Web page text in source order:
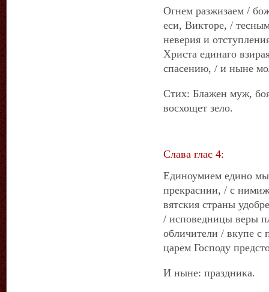
Огнем разжизаем /
еси, Викторе, /
неверия и
Христа единаго
спасению, / и ныне
Стих: Блажен муж,
восхощет зело.
Слава глас 4:
Единоумием едино
прекраснии, / с
вятския страны
/ исповедницы веры
обличители / вкупе с
царем Господу
И ныне: праздника.